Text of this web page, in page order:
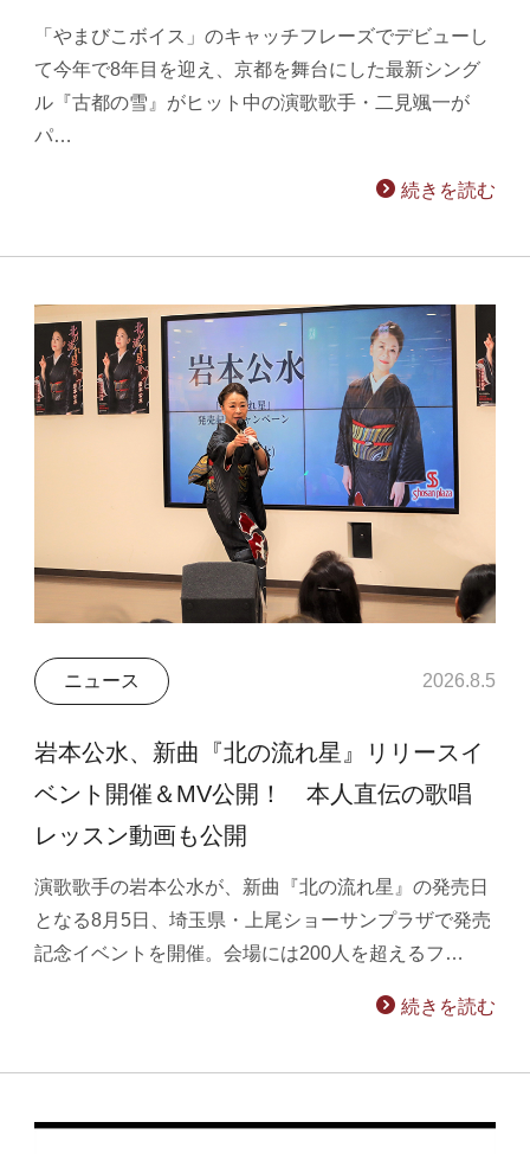
「やまびこボイス」のキャッチフレーズでデビューし
て今年で8年目を迎え、京都を舞台にした最新シング
ル『古都の雪』がヒット中の演歌歌手・二見颯一が
パ…
続きを読む
ニュース 2026.8.5
岩本公水、新曲『北の流れ星』リリースイ
ベント開催＆MV公開！ 本人直伝の歌唱
レッスン動画も公開
演歌歌手の岩本公水が、新曲『北の流れ星』の発売日
となる8月5日、埼玉県・上尾ショーサンプラザで発売
記念イベントを開催。会場には200人を超えるフ…
続きを読む